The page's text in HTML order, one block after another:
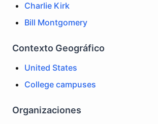
Charlie Kirk
Bill Montgomery
Contexto Geográfico
United States
College campuses
Organizaciones